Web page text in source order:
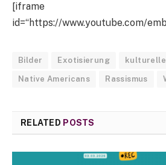
[iframe
id=“https://www.youtube.com/
Bilder Exotisierung
Native Americans Rassismus
RELATED POSTS